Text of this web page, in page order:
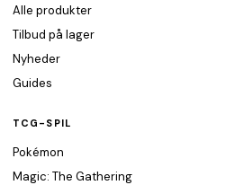
Alle produkter
Tilbud på lager
Nyheder
Guides
TCG-SPIL
Pokémon
Magic: The Gathering